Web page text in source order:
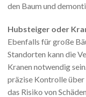
den Baum und
Hubsteiger oder
Ebenfalls für große
Standorten kann die
Kranen notwendig
präzise Kontrolle über
das Risiko von